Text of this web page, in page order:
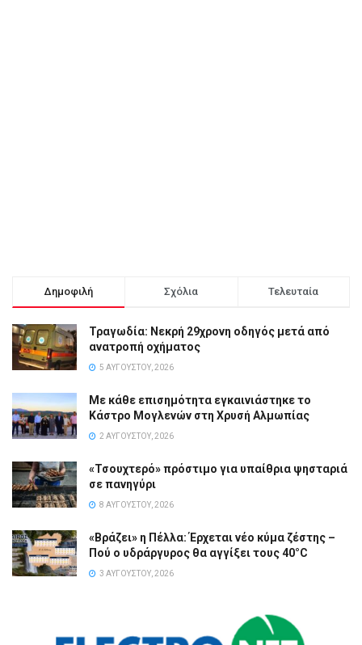
Δημοφιλή Σχόλια Τελευταία
Τραγωδία: Νεκρή 29χρονη οδηγός μετά από
ανατροπή οχήματος
5 ΑΥΓΟΎΣΤΟΥ, 2026
Με κάθε επισημότητα εγκαινιάστηκε το
Κάστρο Μογλενών στη Χρυσή Αλμωπίας
2 ΑΥΓΟΎΣΤΟΥ, 2026
«Τσουχτερό» πρόστιμο για υπαίθρια ψησταριά
σε πανηγύρι
8 ΑΥΓΟΎΣΤΟΥ, 2026
«Βράζει» η Πέλλα: Έρχεται νέο κύμα ζέστης –
Πού ο υδράργυρος θα αγγίξει τους 40°C
3 ΑΥΓΟΎΣΤΟΥ, 2026